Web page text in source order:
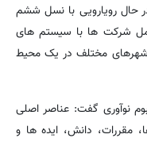
حال رویارویی با نسل ششم
شرکت ها با سیستم های
شهرهای مختلف در یک محیط
نوآوری گفت: عناصر اصلی
مقررات، دانش، ایده ها و